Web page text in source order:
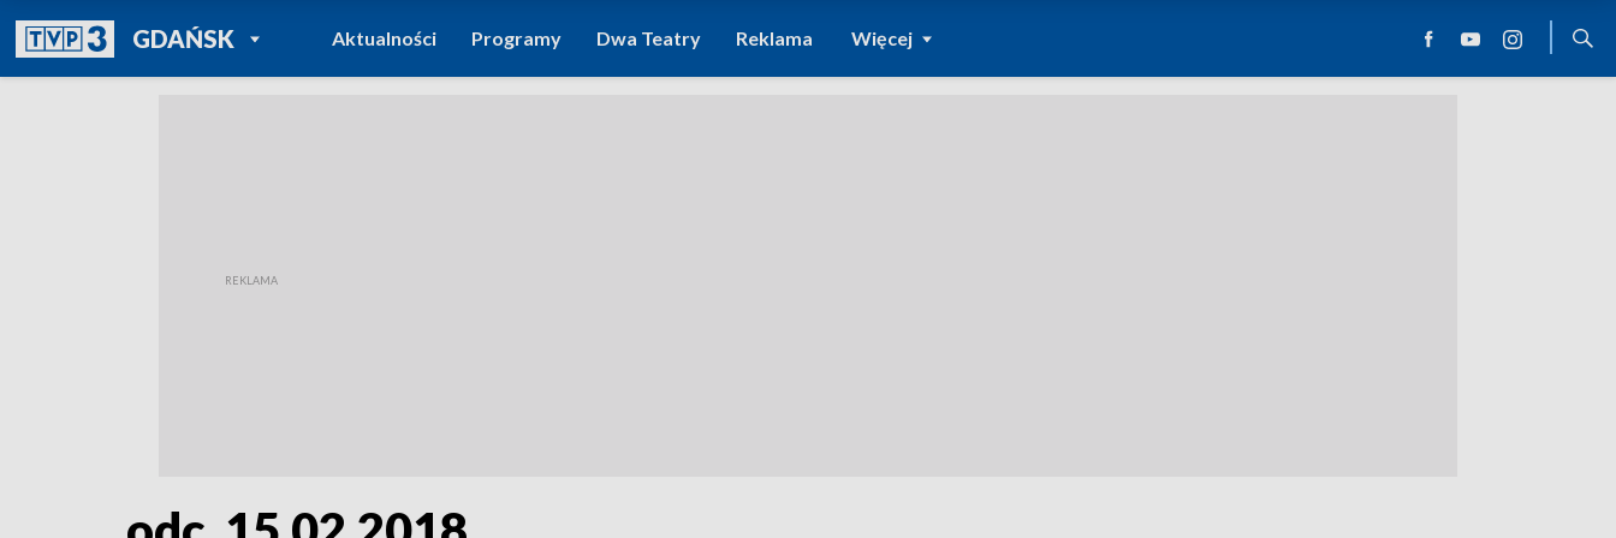
GDAŃSKPOWRÓT DO
TVP REGIONY
Aktualności Programy Dwa Teatry Reklama Więcej